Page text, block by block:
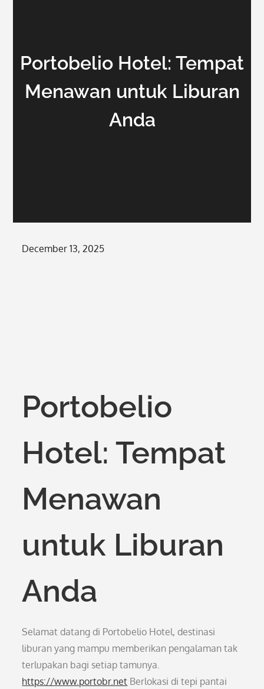
Portobelio Hotel: Tempat
Menawan untuk Liburan
Anda
Posted
December 13, 2025
Portobelio
Hotel: Tempat
Menawan
untuk Liburan
Anda
Selamat datang di Portobelio Hotel, destinasi
liburan yang mampu memberikan pengalaman tak
terlupakan bagi setiap tamunya.
https://www.portobr.net Berlokasi di tepi pantai